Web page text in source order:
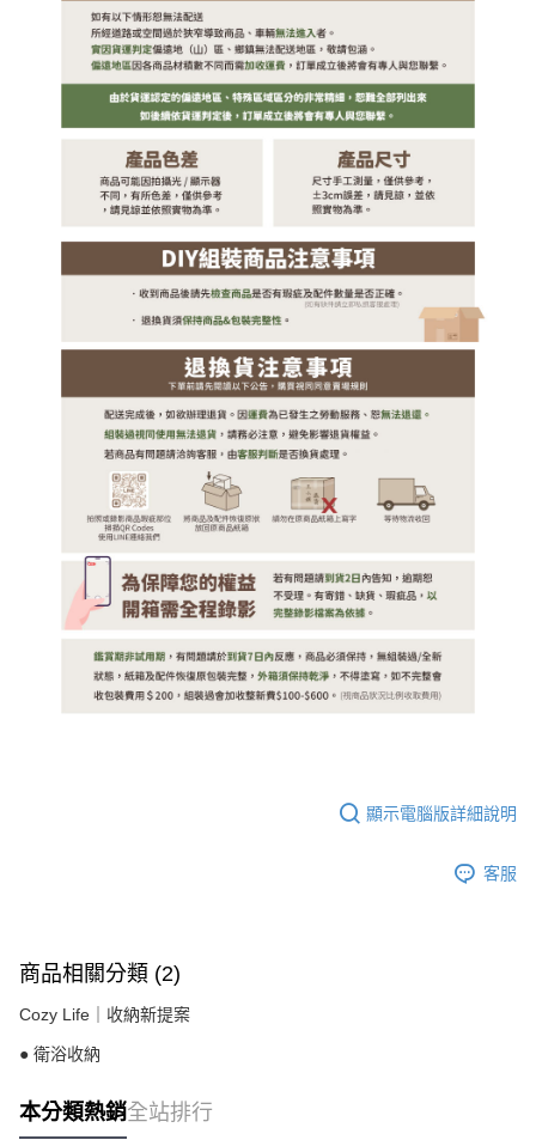
顯示電腦版詳細說明
客服
商品相關分類 (2)
Cozy Life｜收納新提案
● 衛浴收納
本分類熱銷全站排行